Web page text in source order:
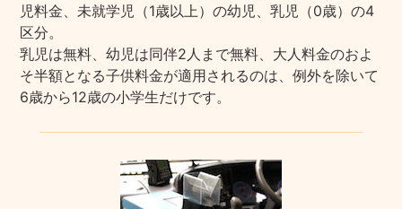
児料金、未就学児（1歳以上）の幼児、乳児（0歳）の4
区分。
乳児は無料、幼児は同伴2人まで無料、大人料金のおよ
そ半額となる子供料金が適用されるのは、例外を除いて
6歳から12歳の小学生だけです。